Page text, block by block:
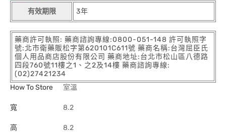
有效期限 3年
藥商許可執照: 藥商諮詢專線:0800-051-148 許可執照字
號:北市衛藥販松字第620101C611號 藥商名稱:台灣屈臣氏
個人用品商店股份有限公司 藥商地址:台北市松山區八德路
四段760號11樓之1、之2及14樓 藥商諮詢專線:
(02)27421234
How To Store
室溫
寬 8.2
高 8.2